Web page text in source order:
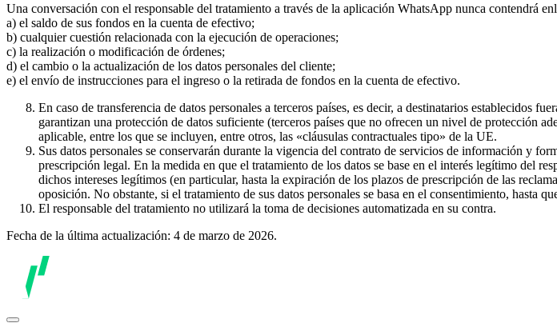
Una conversación con el responsable del tratamiento a través de la aplicación WhatsApp nunca contendrá
a) el saldo de sus fondos en la cuenta de efectivo;
b) cualquier cuestión relacionada con la ejecución de operaciones;
c) la realización o modificación de órdenes;
d) el cambio o la actualización de los datos personales del cliente;
e) el envío de instrucciones para el ingreso o la retirada de fondos en la cuenta de efectivo.
En caso de transferencia de datos personales a terceros países, es decir, a destinatarios establecidos
garantizan una protección de datos suficiente (terceros países que no ofrecen un nivel de protección
aplicable, entre los que se incluyen, entre otros, las «cláusulas contractuales tipo» de la UE.
Sus datos personales se conservarán durante la vigencia del contrato de servicios de información y
prescripción legal. En la medida en que el tratamiento de los datos se base en el interés legítimo del
dichos intereses legítimos (en particular, hasta la expiración de los plazos de prescripción de las
oposición. No obstante, si el tratamiento de sus datos personales se basa en el consentimiento, hasta
El responsable del tratamiento no utilizará la toma de decisiones automatizada en su contra.
Fecha de la última actualización: 4 de marzo de 2026.